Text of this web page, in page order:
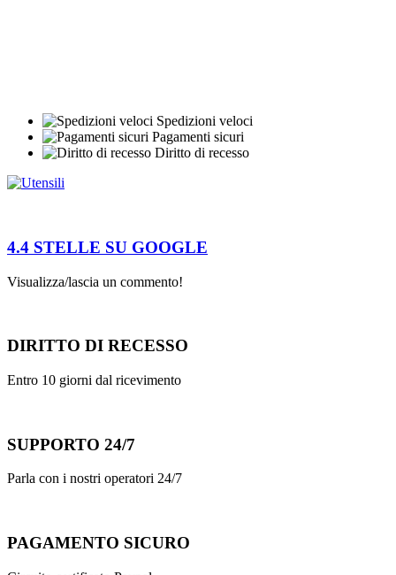
Spedizioni veloci
Pagamenti sicuri
Diritto di recesso
4.4 STELLE SU GOOGLE
Visualizza/lascia un commento!
DIRITTO DI RECESSO
Entro 10 giorni dal ricevimento
SUPPORTO 24/7
Parla con i nostri operatori 24/7
PAGAMENTO SICURO